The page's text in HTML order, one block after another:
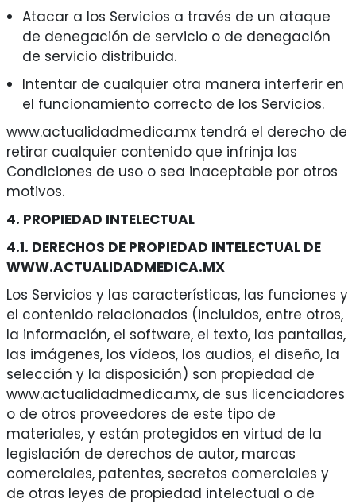
Atacar a los Servicios a través de un ataque
de denegación de servicio o de denegación
de servicio distribuida.
Intentar de cualquier otra manera interferir en
el funcionamiento correcto de los Servicios.
www.actualidadmedica.mx tendrá el derecho de
retirar cualquier contenido que infrinja las
Condiciones de uso o sea inaceptable por otros
motivos.
4. PROPIEDAD INTELECTUAL
4.1. DERECHOS DE PROPIEDAD INTELECTUAL DE
WWW.ACTUALIDADMEDICA.MX
Los Servicios y las características, las funciones y
el contenido relacionados (incluidos, entre otros,
la información, el software, el texto, las pantallas,
las imágenes, los vídeos, los audios, el diseño, la
selección y la disposición) son propiedad de
www.actualidadmedica.mx, de sus licenciadores
o de otros proveedores de este tipo de
materiales, y están protegidos en virtud de la
legislación de derechos de autor, marcas
comerciales, patentes, secretos comerciales y
de otras leyes de propiedad intelectual o de